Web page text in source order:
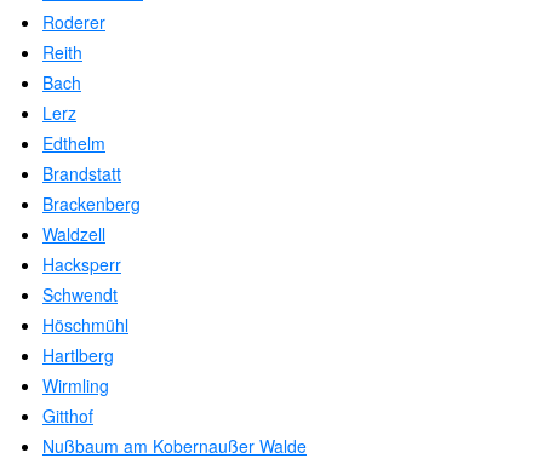
Roderer
Reith
Bach
Lerz
Edthelm
Brandstatt
Brackenberg
Waldzell
Hacksperr
Schwendt
Höschmühl
Hartlberg
Wirmling
Gitthof
Nußbaum am Kobernaußer Walde